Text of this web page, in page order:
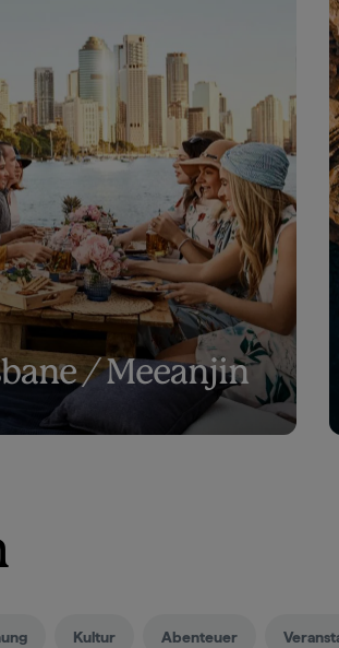
/ Meeanjin
Kultur Abenteuer